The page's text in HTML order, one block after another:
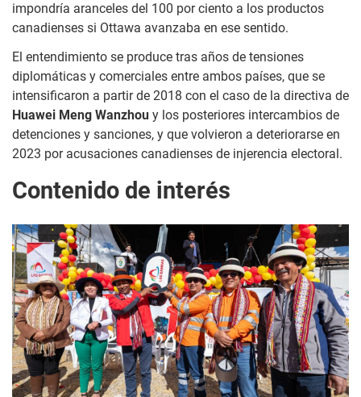
impondría aranceles del 100 por ciento a los productos
canadienses si Ottawa avanzaba en ese sentido.
El entendimiento se produce tras años de tensiones
diplomáticas y comerciales entre ambos países, que se
intensificaron a partir de 2018 con el caso de la directiva de
Huawei Meng Wanzhou y los posteriores intercambios de
detenciones y sanciones, y que volvieron a deteriorarse en
2023 por acusaciones canadienses de injerencia electoral.
Contenido de interés